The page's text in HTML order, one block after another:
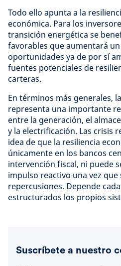
Todo ello apunta a la
económica. Para los
transición energética se
favorables que aumentará
oportunidades ya de por sí
fuentes potenciales de
carteras.
En términos más generales,
representa una importante
entre la generación, el
y la electrificación. Las crisis
idea de que la resiliencia
únicamente en los bancos
intervención fiscal, ni puede
impulso reactivo una vez que
repercusiones. Depende
estructurados los propios
Suscríbete a nuestro